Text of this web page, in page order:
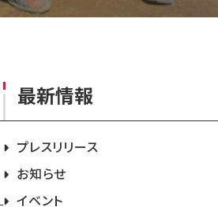
最新情報
プレスリリース
お知らせ
イベント